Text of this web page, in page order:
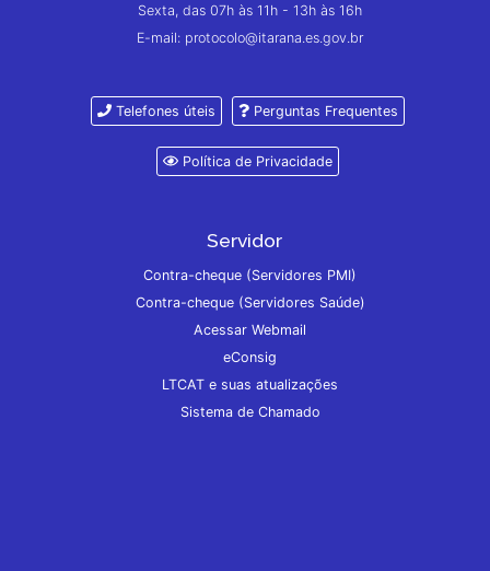
Sexta, das 07h às 11h - 13h às 16h
E-mail: protocolo@itarana.es.gov.br
Telefones úteis Perguntas Frequentes
Política de Privacidade
Servidor
Contra-cheque (Servidores PMI)
Contra-cheque (Servidores Saúde)
Acessar Webmail
eConsig
LTCAT e suas atualizações
Sistema de Chamado